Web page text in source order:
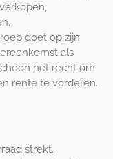
doet op zijn
als
het recht om
rente te vorderen.
strekt.